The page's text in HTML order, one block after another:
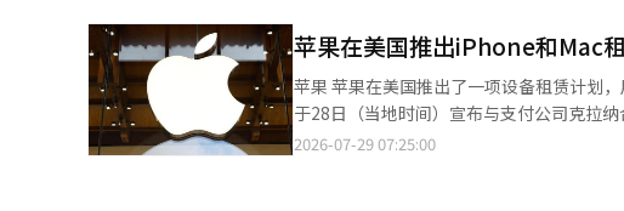
的销售收入，还有高容量套餐和内容销售的潜在收益。 在智能手机市场低迷的背景下，折叠手
由于人工智能（AI）需求的增加，内存半导
计，2026财年日本智能手机出货量将比去
产品也愈发稀少。在这种情况下，能够吸
负关键。 营销差异化 不过，四家公司在推广同款Galaxy时的方式各不相同。相对较为保守的KDDI在发布之际便推出
剧中三只眼睛的喜鹊角色与手机后置三摄设计的联动尤其引发热议。 此
折叠系列大受欢迎，也对品牌形象趋向年
设计与社交媒体使用体验的年轻群体需求。 三星电子面向大学生开展的Galaxy Z系列体验现场【图片来源 三星电
子】 销售数据同样印证这一变化。据全球市场调研机构Counterpoint Research数据，三星在今年第二季度的韩国
智能手机市场占有率达84%，创下历年第
要原因被认为是在华销售疲软。 IDC的研究主管Nabila Popal表示：“中国市场竞争加剧对苹果第一季度业绩下滑产
生了重大影响。”根据全球市场调查机构
量同比下降了24%。与此同时，中国制造
场份额中取得了突出表现，超越了三星电子和苹果，位列三至五位。 在面
·库克（Tim Cook）于近日访问了越南，
苹果在美国推出iPhone和Mac
苹果 苹果在美国推出了一项设备租赁计划，用户可以通过支付月租使用iPhone、iPad、Mac和Apple Watch。 苹果
于28日（当地时间）宣布与支付公司克拉纳合作推出“苹果升
Watch，租期为12个月或24个月；iPad和Mac的租期为24个月或36
2026-07-29 07:25:00